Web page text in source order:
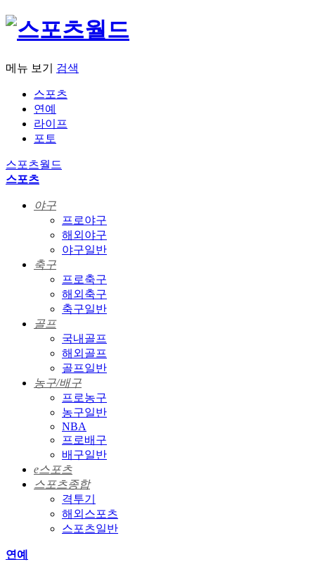
메뉴 보기 검색
스포츠
연예
라이프
포토
스포츠월드
스포츠
야구
프로야구
해외야구
야구일반
축구
프로축구
해외축구
축구일반
골프
국내골프
해외골프
골프일반
농구/배구
프로농구
농구일반
NBA
프로배구
배구일반
e스포츠
스포츠종합
격투기
해외스포츠
스포츠일반
연예